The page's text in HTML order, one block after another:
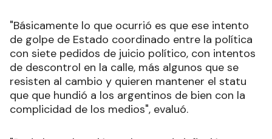
"Básicamente lo que ocurrió es que ese intento
de golpe de Estado coordinado entre la política
con siete pedidos de juicio político, con intentos
de descontrol en la calle, más algunos que se
resisten al cambio y quieren mantener el statu
que que hundió a los argentinos de bien con la
complicidad de los medios", evaluó.